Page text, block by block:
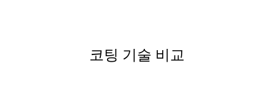
코팅 기술 비교